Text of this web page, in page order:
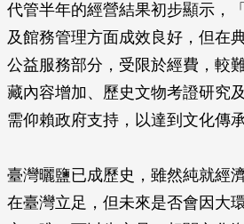
代管半年的經營結果初步顯示，
及館務管理方面成效良好，但在
公益服務部分，受限於經費，較
藏內容增加、歷史文物考證研究
需仰賴政府支持，以達到文化傳
臺灣曬鹽已成歷史，雖然純就經
在臺灣立足，但未來是否會因大